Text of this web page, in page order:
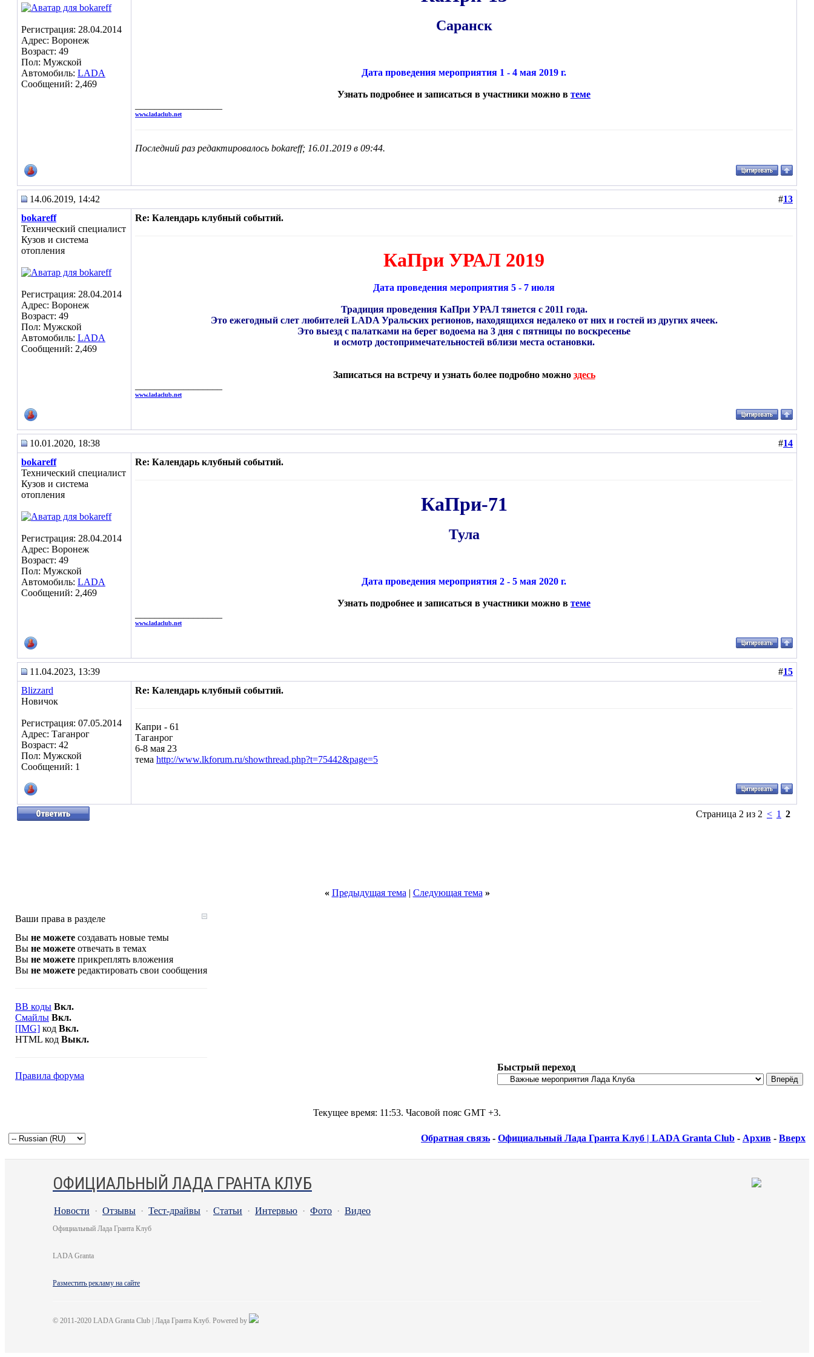
Регистрация: 28.04.2014
Адрес: Воронеж
Возраст: 49
Пол: Мужской
Автомобиль: LADA
Сообщений: 2,469
Саранск
Дата проведения мероприятия 1 - 4 мая 2019 г.
Узнать подробнее и записаться в участники можно в теме
www.ladaclub.net
Последний раз редактировалось bokareff; 16.01.2019 в 09:44.
14.06.2019, 14:42 #13
bokareff
Технический специалист
Кузов и система
отопления
Регистрация: 28.04.2014
Адрес: Воронеж
Возраст: 49
Пол: Мужской
Автомобиль: LADA
Сообщений: 2,469
Re: Календарь клубный событий.
КаПри УРАЛ 2019
Дата проведения мероприятия 5 - 7 июля
Традиция проведения КаПри УРАЛ тянется с 2011 года.
Это ежегодный слет любителей LADA Уральских регионов, находящихся недалеко от них и гостей из других ячеек.
Это выезд с палатками на берег водоема на 3 дня с пятницы по воскресенье
и осмотр достопримечательностей вблизи места остановки.
Записаться на встречу и узнать более подробно можно здесь
www.ladaclub.net
10.01.2020, 18:38 #14
bokareff
Технический специалист
Кузов и система
отопления
Регистрация: 28.04.2014
Адрес: Воронеж
Возраст: 49
Пол: Мужской
Автомобиль: LADA
Сообщений: 2,469
Re: Календарь клубный событий.
КаПри-71
Тула
Дата проведения мероприятия 2 - 5 мая 2020 г.
Узнать подробнее и записаться в участники можно в теме
www.ladaclub.net
11.04.2023, 13:39 #15
Blizzard
Новичок
Регистрация: 07.05.2014
Адрес: Таганрог
Возраст: 42
Пол: Мужской
Сообщений: 1
Re: Календарь клубный событий.
Капри - 61
Таганрог
6-8 мая 23
тема http://www.lkforum.ru/showthread.php?t=75442&page=5
Страница 2 из 2 < 1 2
« Предыдущая тема | Следующая тема »
Ваши права в разделе
Вы не можете создавать новые темы
Вы не можете отвечать в темах
Вы не можете прикреплять вложения
Вы не можете редактировать свои сообщения
BB коды Вкл.
Смайлы Вкл.
[IMG] код Вкл.
HTML код Выкл.
Правила форума
Быстрый переход
Текущее время: 11:53. Часовой пояс GMT +3.
Обратная связь - Официальный Лада Гранта Клуб | LADA Granta Club - Архив - Вверх
ОФИЦИАЛЬНЫЙ ЛАДА ГРАНТА КЛУБ
Новости · Отзывы · Тест-драйвы · Статьи · Интервью · Фото · Видео
Официальный Лада Гранта Клуб
LADA Granta
Разместить рекламу на сайте
© 2011-2020 LADA Granta Club | Лада Гранта Клуб. Powered by